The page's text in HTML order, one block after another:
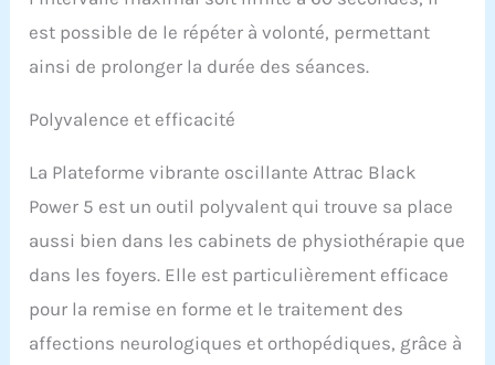
est possible de le répéter à volonté, permettant
ainsi de prolonger la durée des séances.
Polyvalence et efficacité
La Plateforme vibrante oscillante Attrac Black
Power 5 est un outil polyvalent qui trouve sa place
aussi bien dans les cabinets de physiothérapie que
dans les foyers. Elle est particulièrement efficace
pour la remise en forme et le traitement des
affections neurologiques et orthopédiques, grâce à